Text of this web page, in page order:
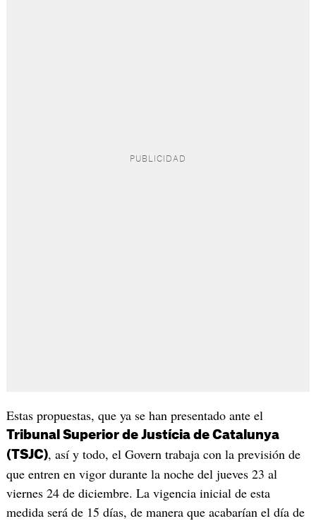
Estas propuestas, que ya se han presentado ante el
Tribunal Superior de Justícia de Catalunya
(TSJC), así y todo, el Govern trabaja con la previsión de
que entren en vigor durante la noche del jueves 23 al
viernes 24 de diciembre. La vigencia inicial de esta
medida será de 15 días, de manera que acabarían el día de